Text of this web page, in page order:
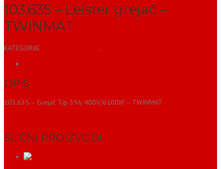
103.635 – Leister grejač –
TWINMAT
KATEGORIJE ,
OPIS
103.635 – Grejač Tip 39A, 400V/6100W – TWINMAT
SLIČNI PROIZVODI